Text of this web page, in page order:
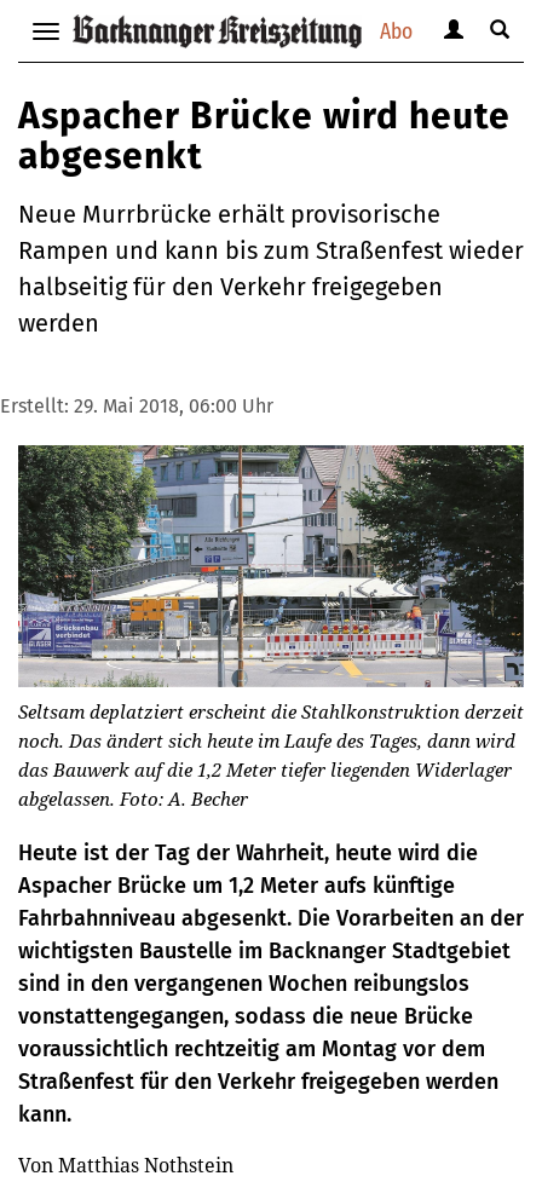
Abo
Navigation
anzeigen
verbergen
anzeigen
verbergen
Suche
Aspacher Brücke wird heute
abgesenkt
Neue Murrbrücke erhält provisorische
Rampen und kann bis zum Straßenfest wieder
halbseitig für den Verkehr freigegeben
werden
Erstellt: 29. Mai 2018, 06:00 Uhr
Seltsam deplatziert erscheint die Stahlkonstruktion derzeit
noch. Das ändert sich heute im Laufe des Tages, dann wird
das Bauwerk auf die 1,2 Meter tiefer liegenden Widerlager
abgelassen. Foto: A. Becher
Heute ist der Tag der Wahrheit, heute wird die
Aspacher Brücke um 1,2 Meter aufs künftige
Fahrbahnniveau abgesenkt. Die Vorarbeiten an der
wichtigsten Baustelle im Backnanger Stadtgebiet
sind in den vergangenen Wochen reibungslos
vonstattengegangen, sodass die neue Brücke
voraussichtlich rechtzeitig am Montag vor dem
Straßenfest für den Verkehr freigegeben werden
kann.
Von Matthias Nothstein